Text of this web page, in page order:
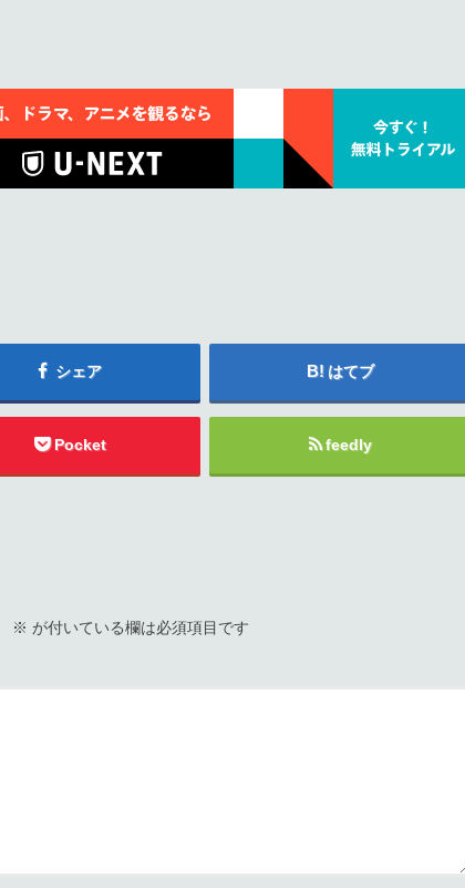
シェア はてブ
Pocket feedly
※ が付いている欄は必須項目です